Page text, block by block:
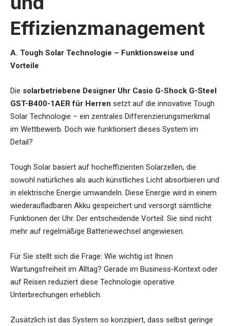
Effizienzmanagement
A. Tough Solar Technologie – Funktionsweise und
Vorteile
Die solarbetriebene Designer Uhr Casio G-Shock G-Steel
GST-B400-1AER für Herren setzt auf die innovative Tough
Solar Technologie – ein zentrales Differenzierungsmerkmal
im Wettbewerb. Doch wie funktioniert dieses System im
Detail?
Tough Solar basiert auf hocheffizienten Solarzellen, die
sowohl natürliches als auch künstliches Licht absorbieren und
in elektrische Energie umwandeln. Diese Energie wird in einem
wiederaufladbaren Akku gespeichert und versorgt sämtliche
Funktionen der Uhr. Der entscheidende Vorteil: Sie sind nicht
mehr auf regelmäßige Batteriewechsel angewiesen.
Für Sie stellt sich die Frage: Wie wichtig ist Ihnen
Wartungsfreiheit im Alltag? Gerade im Business-Kontext oder
auf Reisen reduziert diese Technologie operative
Unterbrechungen erheblich.
Zusätzlich ist das System so konzipiert, dass selbst geringe